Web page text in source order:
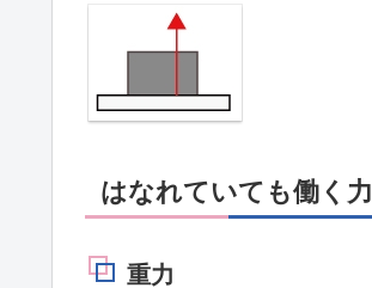
はなれていても働く力
重力